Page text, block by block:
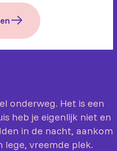
onderweg. Het is een
heb je eigenlijk niet en
in de nacht, aankomt
lege, vreemde plek.